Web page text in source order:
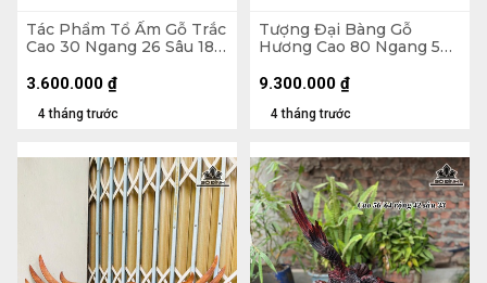
Tác Phẩm Tổ Ấm Gỗ Trắc
Cao 30 Ngang 26 Sâu 18
4 tháng trước
3.600.000 ₫
Tượng Đại Bàng Gỗ
Hương Cao 80 Ngang 50
4 tháng trước
9.300.000 ₫